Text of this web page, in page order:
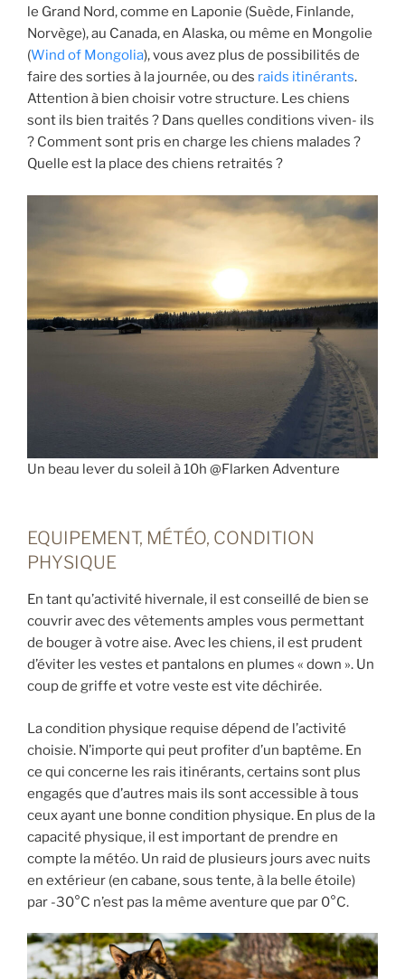
le Grand Nord, comme en Laponie (Suède, Finlande,
Norvège), au Canada, en Alaska, ou même en Mongolie
(Wind of Mongolia), vous avez plus de possibilités de
faire des sorties à la journée, ou des raids itinérants.
Attention à bien choisir votre structure. Les chiens
sont ils bien traités ? Dans quelles conditions viven- ils
? Comment sont pris en charge les chiens malades ?
Quelle est la place des chiens retraités ?
Un beau lever du soleil à 10h @Flarken Adventure
EQUIPEMENT, MÉTÉO, CONDITION
PHYSIQUE
En tant qu’activité hivernale, il est conseillé de bien se
couvrir avec des vêtements amples vous permettant
de bouger à votre aise. Avec les chiens, il est prudent
d’éviter les vestes et pantalons en plumes « down ». Un
coup de griffe et votre veste est vite déchirée.
La condition physique requise dépend de l’activité
choisie. N’importe qui peut profiter d’un baptême. En
ce qui concerne les rais itinérants, certains sont plus
engagés que d’autres mais ils sont accessible à tous
ceux ayant une bonne condition physique. En plus de la
capacité physique, il est important de prendre en
compte la météo. Un raid de plusieurs jours avec nuits
en extérieur (en cabane, sous tente, à la belle étoile)
par -30°C n’est pas la même aventure que par 0°C.